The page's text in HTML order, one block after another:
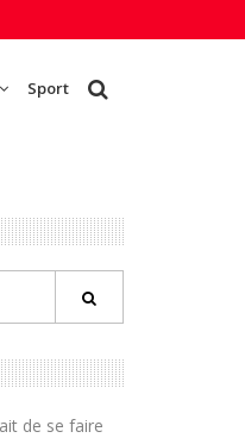
Sport
de se faire